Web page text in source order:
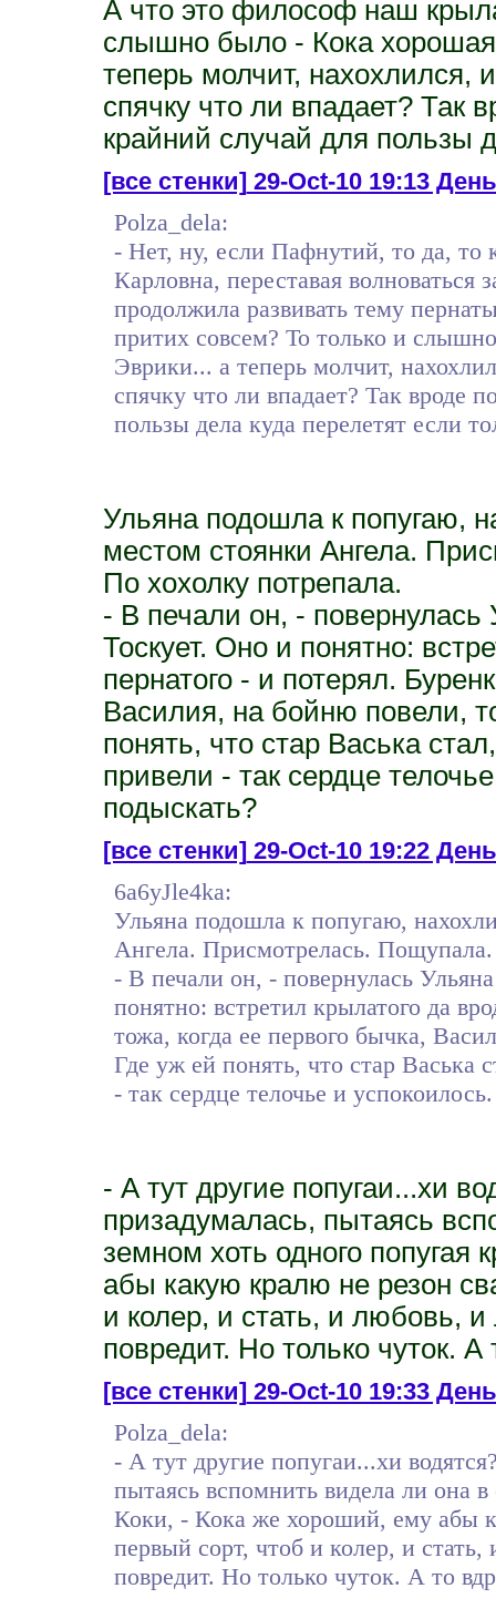
А что это философ наш
слышно было - Кока
теперь молчит, нахохлился,
спячку что ли впадает? Так
крайний случай для пользы
[все стенки]29-Oct-10 19:13
Polza_dela:
- Нет, ну, если Пафнутий, то да, то
Карловна, переставая
продолжила развивать тему
притих совсем? То только и
Эврики... а теперь молчит,
спячку что ли впадает? Так вроде
пользы дела куда перелетят если
Ульяна подошла к попугаю,
местом стоянки Ангела.
По хохолку потрепала.
- В печали он, -
Тоскует. Оно и понятно:
пернатого - и потерял.
Василия, на бойню повели,
понять, что стар Васька
привели - так сердце
подыскать?
[все стенки]29-Oct-10 19:22
6a6yJle4ka:
Ульяна подошла к попугаю,
Ангела. Присмотрелась.
- В печали он, - повернулась
понятно: встретил крылатого да
тожа, когда ее первого бычка,
Где уж ей понять, что стар Васька
- так сердце телочье и
- А тут другие попугаи...хи
призадумалась, пытаясь
земном хоть одного
абы какую кралю не резон
и колер, и стать, и любовь, и
повредит. Но только чуток. А
[все стенки]29-Oct-10 19:33
Polza_dela:
- А тут другие попугаи...хи
пытаясь вспомнить видела ли она
Коки, - Кока же хороший, ему абы
первый сорт, чтоб и колер, и
повредит. Но только чуток. А то